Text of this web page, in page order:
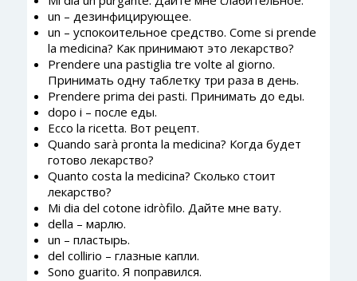
un – дезинфицирующее.
un – успокоительное средство. Come si prende
la medicina? Как принимают это лекарство?
Prendere una pastiglia tre volte al giorno.
Принимать одну таблетку три раза в день.
Prendere prima dei pasti. Принимать до еды.
dopo i – после еды.
Ecco la ricetta. Вот рецепт.
Quando sarà pronta la medicina? Когда будет
готово лекарство?
Quanto costa la medicina? Сколько стоит
лекарство?
Mi dia del cotone idròfilo. Дайте мне вату.
della – марлю.
un – пластырь.
del collirio – глазные капли.
Sono guarito. Я поправился.